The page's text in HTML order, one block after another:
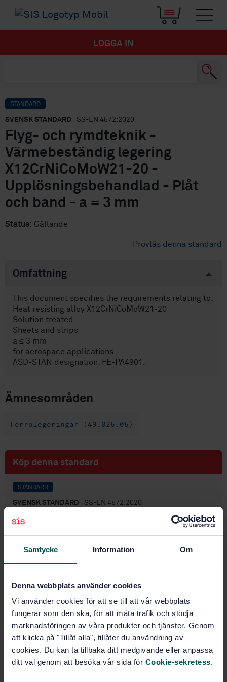
Samtycke Information Om
Denna webbplats använder cookies
Vi använder cookies för att se till att vår webbplats
fungerar som den ska, för att mäta trafik och stödja
marknadsföringen av våra produkter och tjänster. Genom
att klicka på "Tillåt alla", tillåter du användning av
cookies. Du kan ta tillbaka ditt medgivande eller anpassa
ditt val genom att besöka vår sida för Cookie-sekretess.
LOGGA IN
STANDARD
SVENSK STANDARD · SS-EN 4572:2020
Flyg- och rymdteknik -
Värmebeständig legering
X12CrNiCoMoW21-20 -
Upplösningsbehandlad - Plåt
och band - a = 3 mm
Status: Gällande
Provläs denna standard
Omfattning
This document specifies the requirements relating to:
Heat resisting alloy X12CrNiCoMoW21-20
Solution treated
Sheets and strips
a ≤ 3 mm
for aerospace applications.
ASD-STAN designation: FE-PA4901.
Ämnesområden
Ferrolegeringar (49.025.05)
Köp denna standard
STANDARD
SVENSK STANDARD · SS-EN 4572:2020
Flyg- och rymdteknik - Värmebeständig legering
X12CrNiCoMoW21-20 - Upplösningsbehandlad - Plåt
och band - a = 3 mm
PDF
Lägg i varukorgen
Fler alternativ
Produktinformation